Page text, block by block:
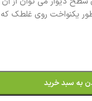
یکنواخت روی غلطک
به سبد خرید